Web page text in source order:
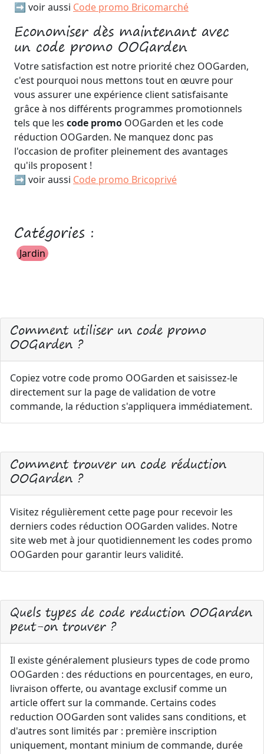
➡️ voir aussi Code promo Bricomarché
Economiser dès maintenant avec
un code promo OOGarden
Votre satisfaction est notre priorité chez OOGarden,
c'est pourquoi nous mettons tout en œuvre pour
vous assurer une expérience client satisfaisante
grâce à nos différents programmes promotionnels
tels que les code promo OOGarden et les code
réduction OOGarden. Ne manquez donc pas
l'occasion de profiter pleinement des avantages
qu'ils proposent !
➡️ voir aussi Code promo Bricoprivé
Catégories :
Jardin
Comment utiliser un code promo
OOGarden ?
Copiez votre code promo OOGarden et saisissez-le
directement sur la page de validation de votre
commande, la réduction s'appliquera immédiatement.
Comment trouver un code réduction
OOGarden ?
Visitez régulièrement cette page pour recevoir les
derniers codes réduction OOGarden valides. Notre
site web met à jour quotidiennement les codes promo
OOGarden pour garantir leurs validité.
Quels types de code reduction OOGarden
peut-on trouver ?
Il existe généralement plusieurs types de code promo
OOGarden : des réductions en pourcentages, en euro,
livraison offerte, ou avantage exclusif comme un
article offert sur la commande. Certains codes
reduction OOGarden sont valides sans conditions, et
d'autres sont limités par : première inscription
uniquement, montant minium de commande, durée